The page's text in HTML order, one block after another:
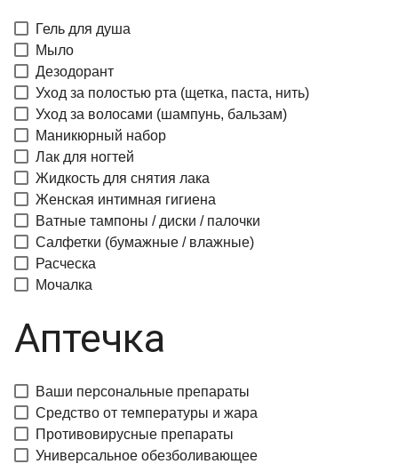
Гель для душа
Мыло
Дезодорант
Уход за полостью рта (щетка, паста, нить)
Уход за волосами (шампунь, бальзам)
Маникюрный набор
Лак для ногтей
Жидкость для снятия лака
Женская интимная гигиена
Ватные тампоны / диски / палочки
Салфетки (бумажные / влажные)
Расческа
Мочалка
Аптечка
Ваши персональные препараты
Средство от температуры и жара
Противовирусные препараты
Универсальное обезболивающее